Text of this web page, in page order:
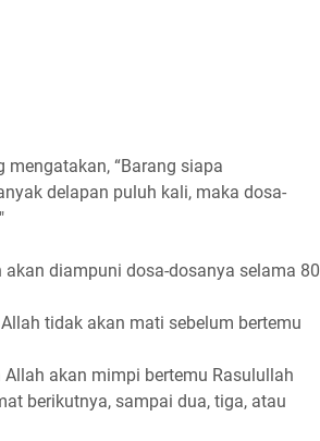
mengatakan, “Barang siapa
delapan puluh kali, maka dosa-
diampuni dosa-dosanya selama 80
tidak akan mati sebelum bertemu
akan mimpi bertemu Rasulullah
berikutnya, sampai dua, tiga, atau